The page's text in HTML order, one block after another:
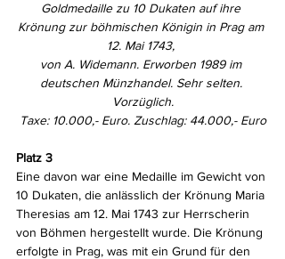
Goldmedaille zu 10 Dukaten auf ihre
Krönung zur böhmischen Königin in Prag am
12. Mai 1743,
von A. Widemann. Erworben 1989 im
deutschen Münzhandel. Sehr selten.
Vorzüglich.
Taxe: 10.000,- Euro. Zuschlag: 44.000,- Euro
Platz 3
Eine davon war eine Medaille im Gewicht von
10 Dukaten, die anlässlich der Krönung Maria
Theresias am 12. Mai 1743 zur Herrscherin
von Böhmen hergestellt wurde. Die Krönung
erfolgte in Prag, was mit ein Grund für den